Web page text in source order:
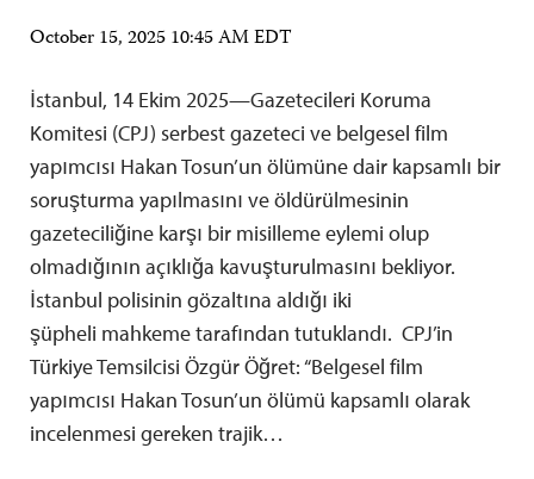
October 15, 2025 10:45 AM EDT
İstanbul, 14 Ekim 2025—Gazetecileri Koruma
Komitesi (CPJ) serbest gazeteci ve belgesel film
yapımcısı Hakan Tosun’un ölümüne dair kapsamlı bir
soruşturma yapılmasını ve öldürülmesinin
gazeteciliğine karşı bir misilleme eylemi olup
olmadığının açıklığa kavuşturulmasını bekliyor.
İstanbul polisinin gözaltına aldığı iki
şüpheli mahkeme tarafından tutuklandı. CPJ’in
Türkiye Temsilcisi Özgür Öğret: “Belgesel film
yapımcısı Hakan Tosun’un ölümü kapsamlı olarak
incelenmesi gereken trajik…